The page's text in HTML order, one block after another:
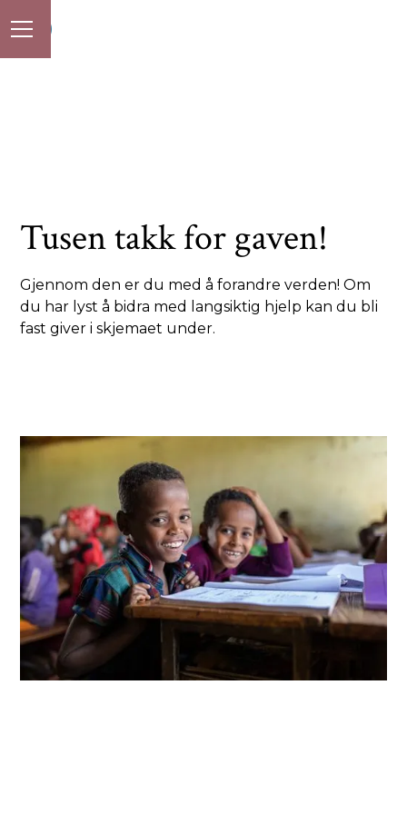
Tusen takk for gaven!
Gjennom den er du med å forandre verden! Om
du har lyst å bidra med langsiktig hjelp kan du bli
fast giver i skjemaet under.